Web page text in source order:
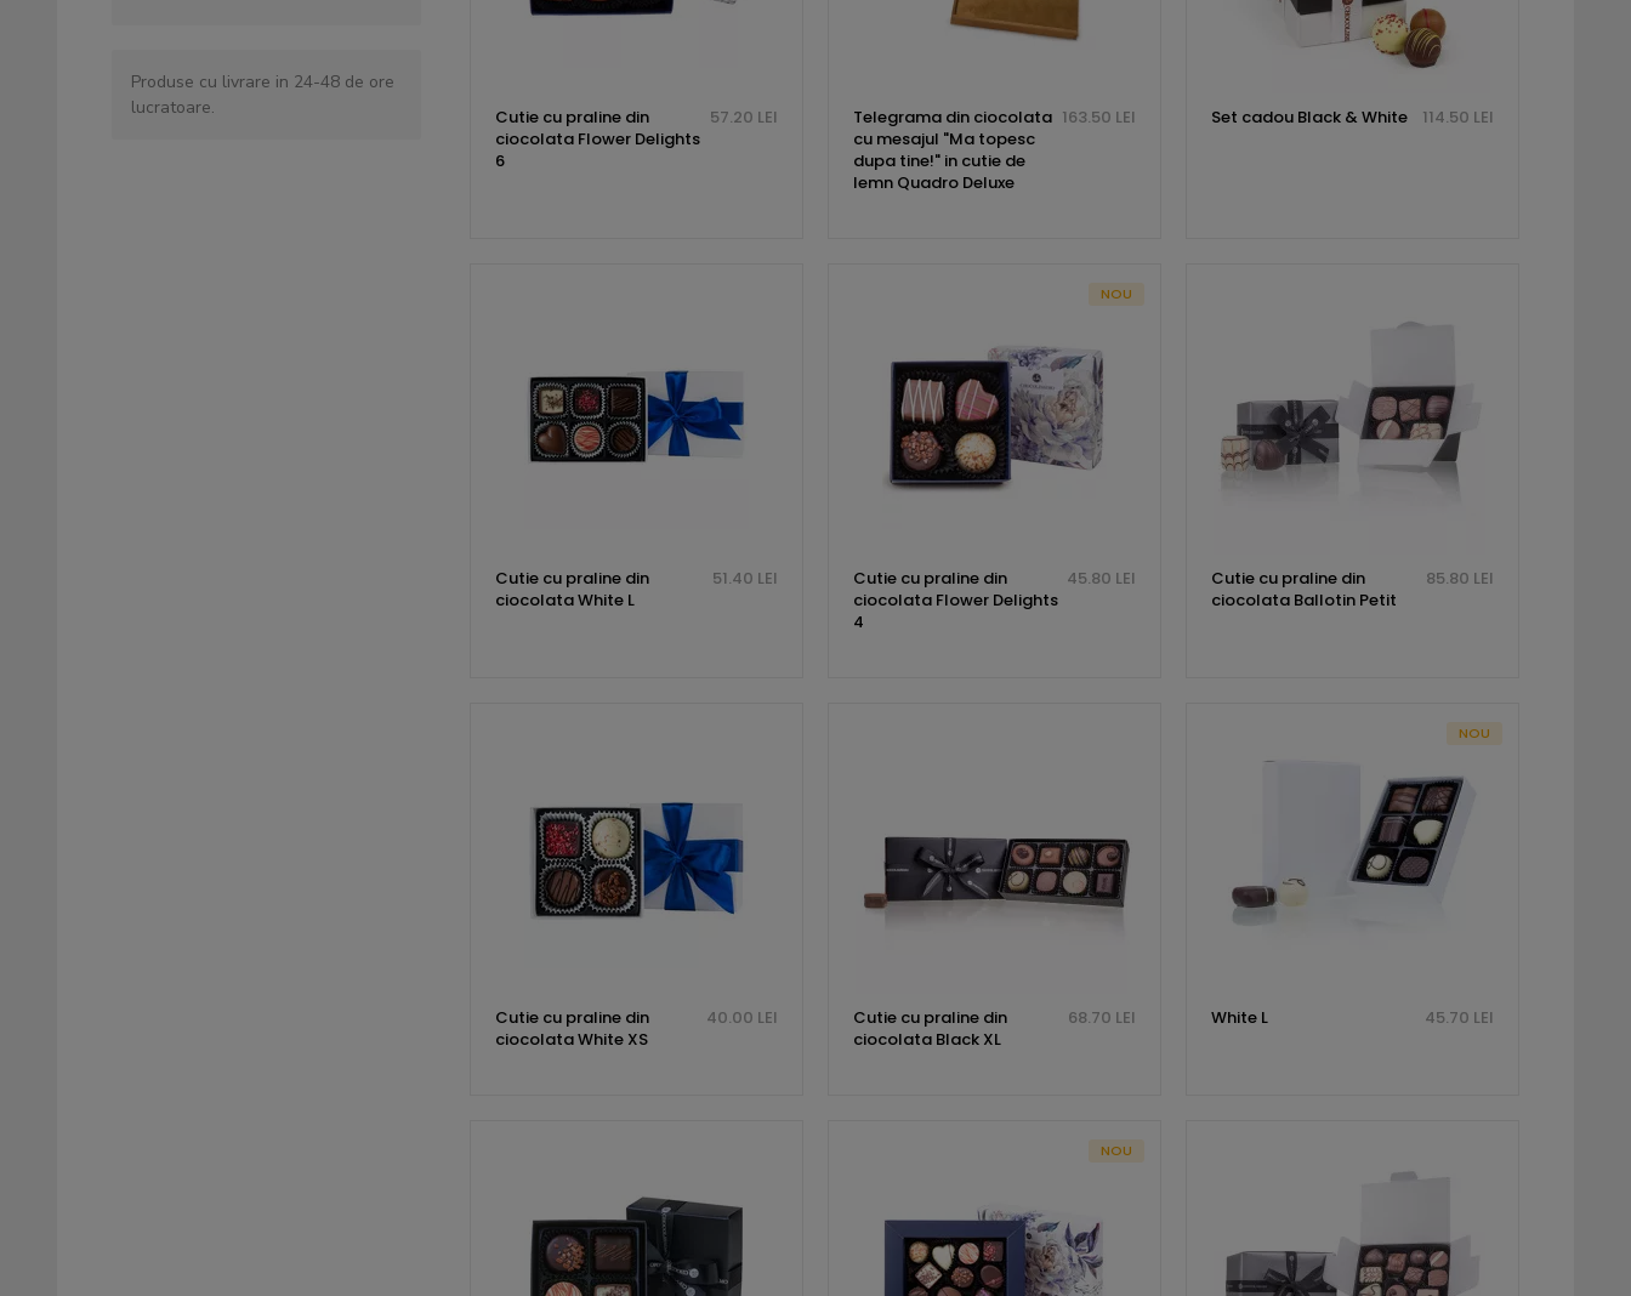
Produse cu livrare in 24-48 de ore
lucratoare.
Cutie cu praline din
ciocolata Flower Delights
6
57.20 LEI
Telegrama din ciocolata
cu mesajul "Ma topesc
dupa tine!" in cutie de
lemn Quadro Deluxe
163.50 LEI Set cadou Black & White 114.50 LEI
Cutie cu praline din
ciocolata White L
51.40 LEI
NOU
Cutie cu praline din
ciocolata Flower Delights
4
45.80 LEI
Cutie cu praline din
ciocolata Ballotin Petit
85.80 LEI
Cutie cu praline din
ciocolata White XS
40.00 LEI
Cutie cu praline din
ciocolata Black XL
68.70 LEI
NOU
White L 45.70 LEI
NOU